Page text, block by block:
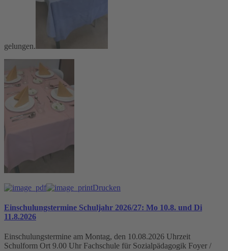
gelungen.
Drucken
Einschulungstermine Schuljahr 2026/27: Mo 10.8. und Di
11.8.2026
Einschulungstermine am Montag, den 10.08.2026 Uhrzeit
Schulform Ort 9.00 Uhr Fachschule für Sozialpädagogik Foyer /